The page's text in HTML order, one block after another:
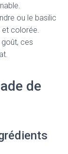
ou le basilic
et colorée.
ces
de